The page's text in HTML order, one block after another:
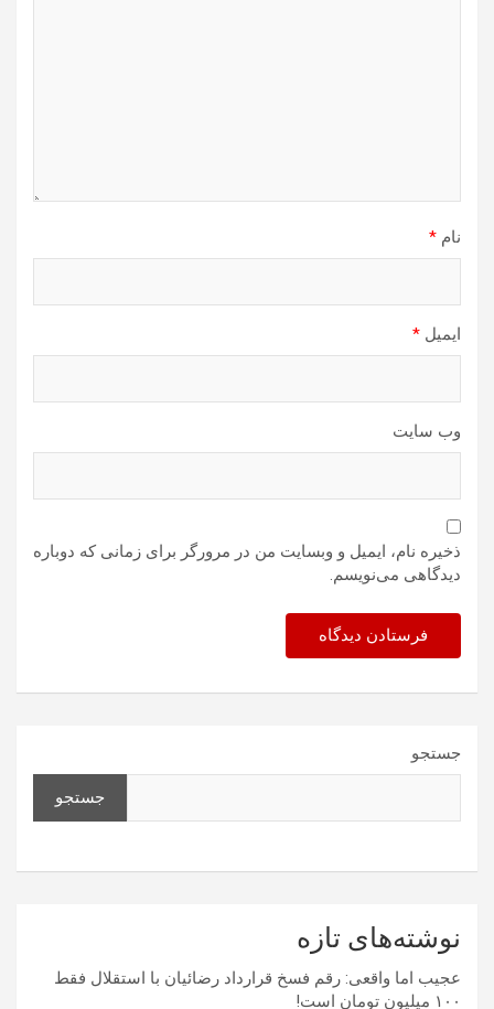
نام *
ایمیل *
وب‌ سایت
ذخیره نام، ایمیل و وبسایت من در مرورگر برای زمانی که دوباره
دیدگاهی می‌نویسم.
جستجو
جستجو
نوشته‌های تازه
عجیب اما واقعی: رقم فسخ قرارداد رضائیان با استقلال فقط
۱۰۰ میلیون تومان است!